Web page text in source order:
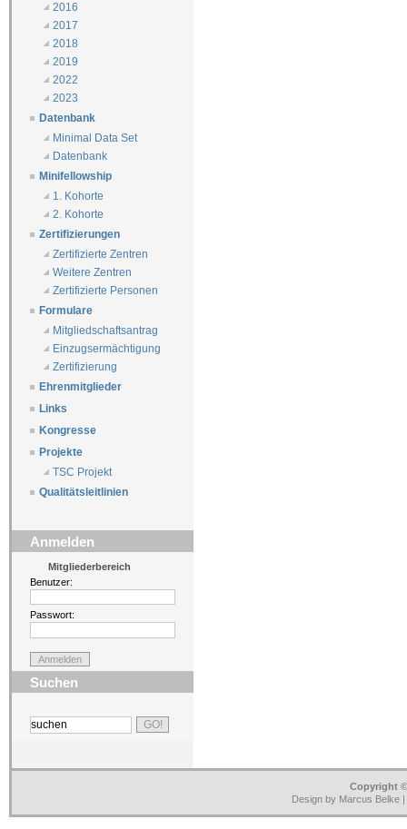
2016
2017
2018
2019
2022
2023
Datenbank
Minimal Data Set
Datenbank
Minifellowship
1. Kohorte
2. Kohorte
Zertifizierungen
Zertifizierte Zentren
Weitere Zentren
Zertifizierte Personen
Formulare
Mitgliedschaftsantrag
Einzugsermächtigung
Zertifizierung
Ehrenmitglieder
Links
Kongresse
Projekte
TSC Projekt
Qualitätsleitlinien
Anmelden
Mitgliederbereich
Benutzer:
Passwort:
Suchen
Copyright
Design by Marcus Belke